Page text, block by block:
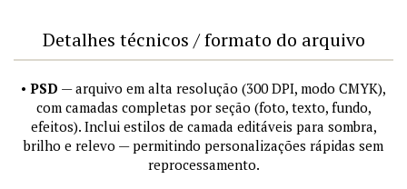
Detalhes técnicos / formato do arquivo
• PSD — arquivo em alta resolução (300 DPI, modo CMYK),
com camadas completas por seção (foto, texto, fundo,
efeitos). Inclui estilos de camada editáveis para sombra,
brilho e relevo — permitindo personalizações rápidas sem
reprocessamento.